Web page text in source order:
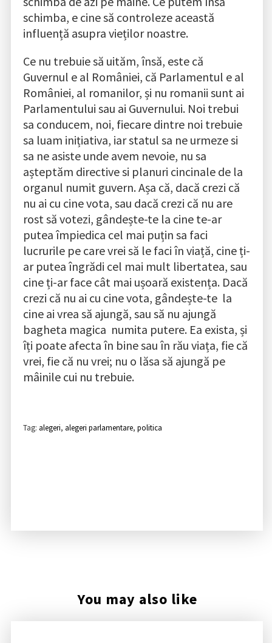
schimba, e cine să controleze această
influență asupra vieților noastre.
Ce nu trebuie să uităm, însă, este că
Guvernul e al României, că Parlamentul e al
României, al romanilor, și nu romanii sunt ai
Parlamentului sau ai Guvernului. Noi trebui
sa conducem, noi, fiecare dintre noi trebuie
sa luam inițiativa, iar statul sa ne urmeze si
sa ne asiste unde avem nevoie, nu sa
așteptăm directive si planuri cincinale de la
organul numit guvern. Așa că, dacă crezi că
nu ai cu cine vota, sau dacă crezi că nu are
rost să votezi, gândește-te la cine te-ar
putea împiedica cel mai puțin sa faci
lucrurile pe care vrei să le faci în viață, cine ți-
ar putea îngrădi cel mai mult libertatea, sau
cine ți-ar face cât mai ușoară existența. Dacă
crezi că nu ai cu cine vota, gândește-te la
cine ai vrea să ajungă, sau să nu ajungă
bagheta magica numita putere. Ea exista, și
îți poate afecta în bine sau în rău viața, fie că
vrei, fie că nu vrei; nu o lăsa să ajungă pe
mâinile cui nu trebuie.
Tag: alegeri, alegeri parlamentare, politica
You may also like